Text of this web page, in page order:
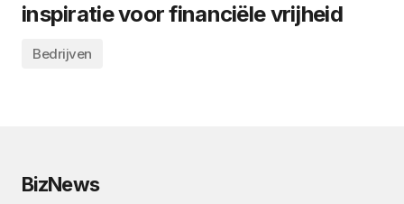
inspiratie voor financiële vrijheid
Bedrijven
BizNews